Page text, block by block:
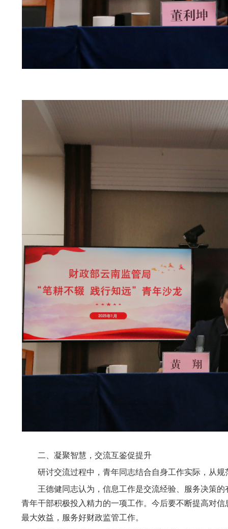
二、凝聚智慧，交流互鉴促提升
研讨交流过程中，青年同志结合自身工作实际，从规
王德健同志认为，信息工作是交流经验、服务决策的
青年干部积极投入精力的一项工作。今后要不断提高对
最大效益，服务好财政监管工作。